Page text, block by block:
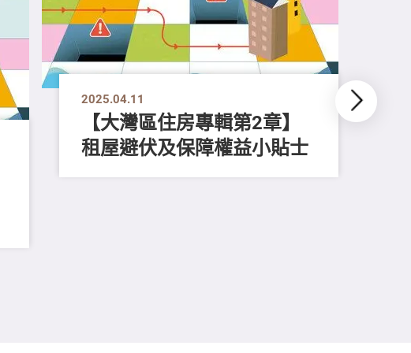
2025.04.11
【大灣區住房專輯第2章】
租屋避伏及保障權益小貼士